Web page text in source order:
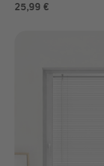
25,99 €